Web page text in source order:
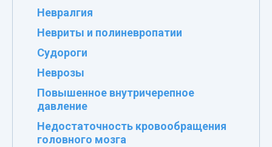
Невралгия
Невриты и полиневропатии
Судороги
Неврозы
Повышенное внутричерепное
давление
Недостаточность кровообращения
головного мозга